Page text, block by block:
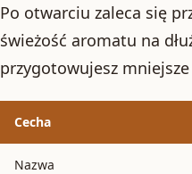
Po otwarciu zaleca się
świeżość aromatu na
przygotowujesz
Cecha
Nazwa